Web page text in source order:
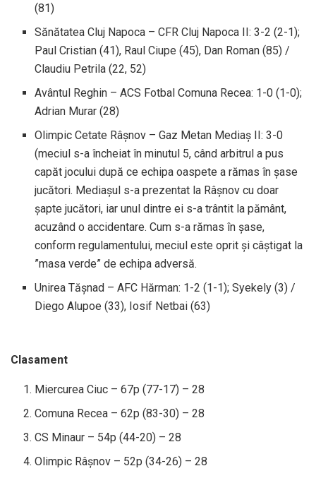
(81)
Sănătatea Cluj Napoca – CFR Cluj Napoca II: 3-2 (2-1);
Paul Cristian (41), Raul Ciupe (45), Dan Roman (85) /
Claudiu Petrila (22, 52)
Avântul Reghin – ACS Fotbal Comuna Recea: 1-0 (1-0);
Adrian Murar (28)
Olimpic Cetate Râșnov – Gaz Metan Mediaș II: 3-0
(meciul s-a încheiat în minutul 5, când arbitrul a pus
capăt jocului după ce echipa oaspete a rămas în şase
jucători. Mediaşul s-a prezentat la Râşnov cu doar
şapte jucători, iar unul dintre ei s-a trântit la pământ,
acuzând o accidentare. Cum s-a rămas în şase,
conform regulamentului, meciul este oprit şi câştigat la
”masa verde” de echipa adversă.
Unirea Tășnad – AFC Hărman: 1-2 (1-1); Syekely (3) /
Diego Alupoe (33), Iosif Netbai (63)
Clasament
Miercurea Ciuc – 67p (77-17) – 28
Comuna Recea – 62p (83-30) – 28
CS Minaur – 54p (44-20) – 28
Olimpic Râșnov – 52p (34-26) – 28